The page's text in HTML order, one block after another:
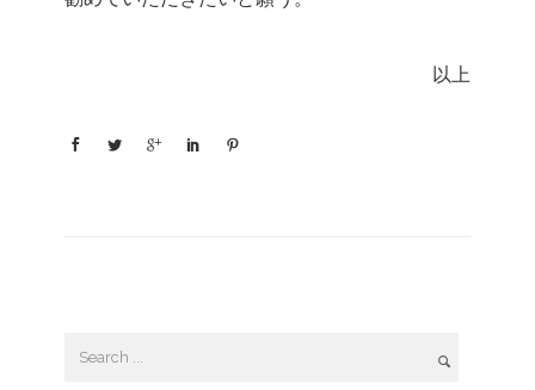
以上